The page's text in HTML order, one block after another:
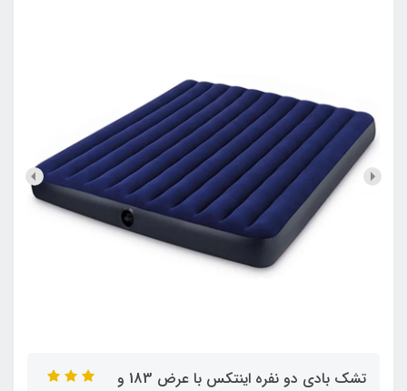
تشک بادی دو نفره اینتکس با عرض 183 و